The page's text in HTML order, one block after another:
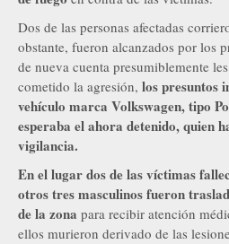
Dos de las personas afectadas
obstante, fueron alcanzados por los
de nueva cuenta presumiblemente
cometido la agresión, los presuntos
vehículo marca Volkswagen, tipo
esperaba el ahora detenido, quien
vigilancia.
En el lugar dos de las víctimas
otros tres masculinos fueron
de la zona para recibir atención
ellos murieron derivado de las